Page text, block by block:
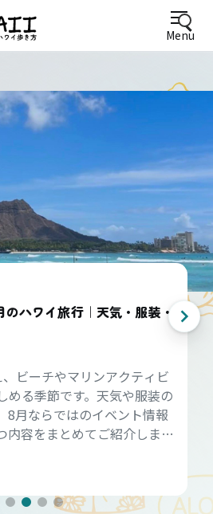
Menu
のハワイ旅行｜天気・服装・
ビーチやマリンアクティビ
める季節です。天気や服装の
8月ならではのイベント情報
内容をまとめてご紹介しま